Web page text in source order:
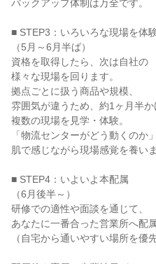
バックアップ体制は万全です。
■ STEP3：いろいろな現場を体
（5月～6月半ば）
資格を取得したら、次は自社の
様々な現場を回ります。
拠点ごとに扱う商品や規模、
雰囲気が違うため、約1ヶ月半か
複数の現場を見学・体験。
「物流センターがどう動くのか
肌で感じながら現場感覚を養いま
■ STEP4：いよいよ本配属
（6月後半～）
研修での適性や面談を通じて、
あなたに一番合った営業所へ配属
（自宅から通いやすい場所を優先